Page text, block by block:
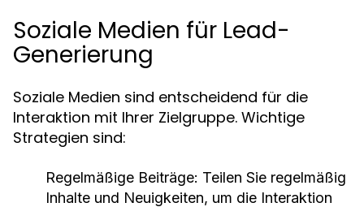
Soziale Medien für Lead-
Generierung
Soziale Medien sind entscheidend für die
Interaktion mit Ihrer Zielgruppe. Wichtige
Strategien sind:
Regelmäßige Beiträge: Teilen Sie regelmäßig
Inhalte und Neuigkeiten, um die Interaktion